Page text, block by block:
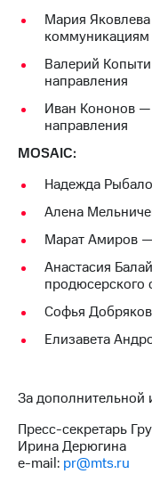
Реквизиты
Контакты
развитие
деловая этика
На главную
Мария
коммуникациям
Валерий
направления
Иван Кононов
направления
MOSAIC:
Надежда
Алена
Марат Амиров
Анастасия
продюсерского
Софья
Елизавета
За
Пресс-секретарь
Ирина Дерюгина
e-mail: pr@mts.ru